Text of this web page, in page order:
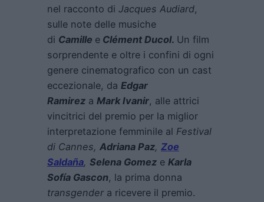
nel racconto di Jacques Audiard,
sulle note delle musiche
di Camille e Clément Ducol. Un film
sorprendente e oltre i confini di ogni
genere cinematografico con un cast
eccezionale, da Edgar
Ramirez a Mark Ivanir, alle attrici
vincitrici del premio per la miglior
interpretazione femminile al Festival
di Cannes, Adriana Paz, Zoe
Saldaña, Selena Gomez e Karla
Sofía Gascon, la prima donna
transgendera ricevere il premio.